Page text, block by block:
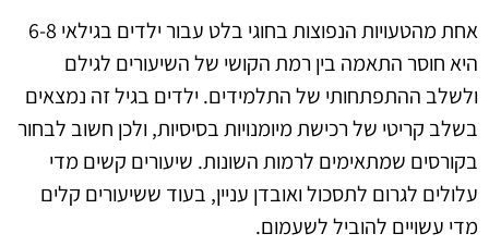
אחת מהטעויות הנפוצות בחוגי בלט עבור ילדים בגילאי 6-8
היא חוסר התאמה בין רמת הקושי של השיעורים לגילם
ולשלב ההתפתחותי של התלמידים. ילדים בגיל זה נמצאים
בשלב קריטי של רכישת מיומנויות בסיסיות, ולכן חשוב לבחור
בקורסים שמתאימים לרמות השונות. שיעורים קשים מדי
עלולים לגרום לתסכול ואובדן עניין, בעוד ששיעורים קלים
מדי עשויים להוביל לשעמום.